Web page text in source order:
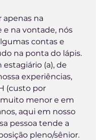
apenas na
na vontade, nós
contas e
na ponta do lápis.
(a), de
experiências,
(custo por
menor e em
aqui em nosso
pessoa tende a
pleno/sênior.